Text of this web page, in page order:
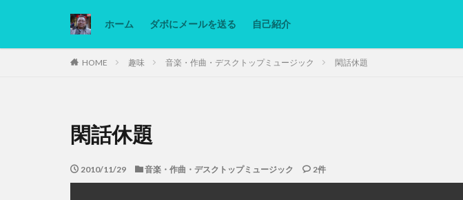
ホーム ダボにメールを送る 自己紹介
HOME 趣味 音楽・作曲・デスクトップミュージック 閑話休題
閑話休題
2010/11/29 音楽・作曲・デスクトップミュージック 2件
カテゴリー